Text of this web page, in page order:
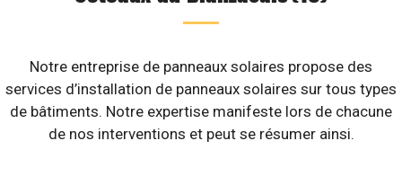
Notre entreprise de panneaux solaires propose des
services d’installation de panneaux solaires sur tous types
de bâtiments. Notre expertise manifeste lors de chacune
de nos interventions et peut se résumer ainsi.